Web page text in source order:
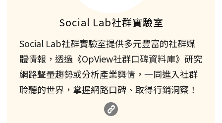
Social Lab社群實驗室
Social Lab社群實驗室提供多元豐富的社群媒
體情報，透過《OpView社群口碑資料庫》研究
網路聲量趨勢或分析產業輿情，一同進入社群
聆聽的世界，掌握網路口碑、取得行銷洞察！